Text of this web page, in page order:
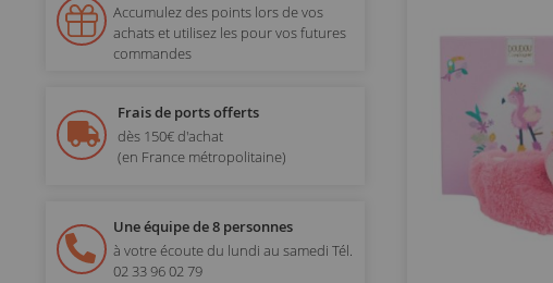
Accumulez des points lors de vos
achats et utilisez les pour vos futures
commandes
Frais de ports offerts
dès 150€ d'achat
(en France métropolitaine)
Une équipe de 8 personnes
à votre écoute du lundi au samedi Tél.
02 33 96 02 79